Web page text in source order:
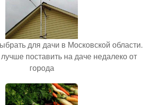
для дачи в Московской области.
поставить на даче недалеко от
города